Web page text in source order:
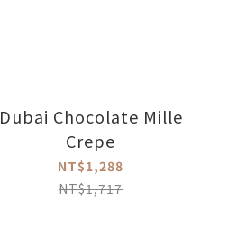
Dubai Chocolate Mille
Crepe
NT$1,288
NT$1,717